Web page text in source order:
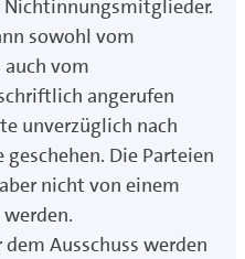
sowohl vom
vom
angerufen
unverzüglich nach
geschehen. Die Parteien
nicht von einem
Ausschuss werden